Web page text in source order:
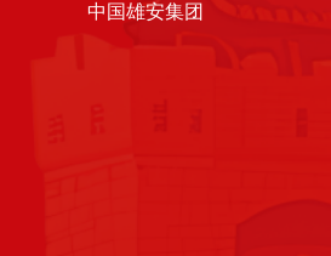
中国雄安集团